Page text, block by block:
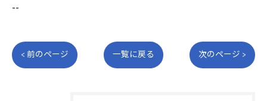
--
< 前のページ 一覧に戻る 次のページ >